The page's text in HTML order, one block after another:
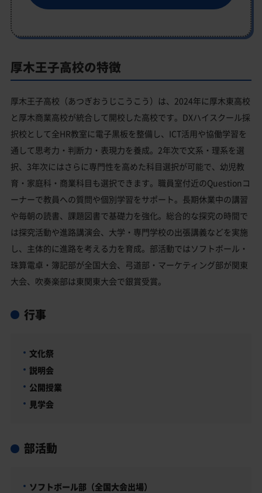
厚木王子高校の特徴
厚木王子高校（あつぎおうじこうこう）は、2024年に厚木東高校
と厚木商業高校が統合して開校した高校です。DXハイスクール採
択校として全HR教室に電子黒板を整備し、ICT活用や協働学習を
通して思考力・判断力・表現力を養成。2年次で文系・理系を選
択、3年次にはさらに専門性を高めた科目選択が可能で、幼児教
育・家庭科・商業科目も選択できます。職員室付近のQuestionコ
ーナーで教員への質問や個別学習をサポート。長期休業中の講習
や毎朝の読書、課題図書で基礎力を強化。総合的な探究の時間で
は探究活動や進路講演会、大学・専門学校の出張講義などを実施
し、主体的に進路を考える力を育成。部活動ではソフトボール・
珠算電卓・簿記部が全国大会、弓道部・マーケティング部が関東
大会、吹奏楽部は東関東大会で銀賞受賞。
行事
文化祭
説明会
公開授業
見学会
部活動
ソフトボール部（全国大会出場）